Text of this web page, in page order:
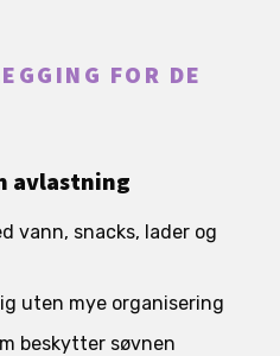
FOR DE
avlastning
vann, snacks, lader og
uten mye organisering
beskytter søvnen